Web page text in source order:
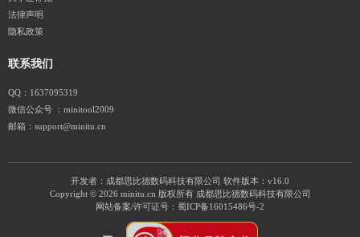
法律声明
隐私政策
联系我们
QQ：1637095319
微信公众号 ：minitool2009
邮箱：support@minitu.cn
开发者：成都思比德数码科技有限公司
软件版本：v16.0
Copyright © 2026 minitu.cn 版权所有 成都思比德数码科技有限公司
网站备案/许可证号： 蜀ICP备16015486号-2